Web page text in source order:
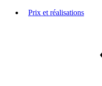
Prix et réalisations